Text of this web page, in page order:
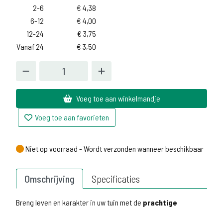
2-6
€ 4,38
6-12
€ 4,00
12-24
€ 3,75
Vanaf 24
€ 3,50
Voeg toe aan winkelmandje
Voeg toe aan favorieten
Niet op voorraad - Wordt verzonden wanneer beschikbaar
Niet op voorraad - Wordt verzonden wanneer beschikbaar
Omschrijving Specificaties
Breng leven en karakter in uw tuin met de prachtige